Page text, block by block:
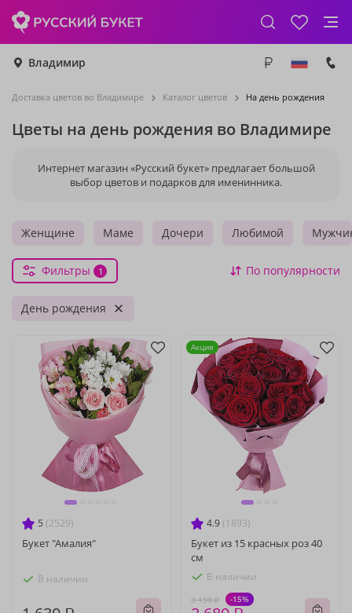
Владимир
Доставка цветов во Владимире Каталог цветов На день рождения
Цветы на день рождения во Владимире
Интернет магазин «Русский букет» предлагает большой
выбор цветов и подарков для именинника.
Женщине Маме Дочери Любимой
Фильтры 1 По популярности
День рождения
5 (2529)
Букет "Амалия"
В наличии
4.9 (1893)
Букет из 15 красных роз 40
см
В наличии
3 150 ₽ -15%
Акция